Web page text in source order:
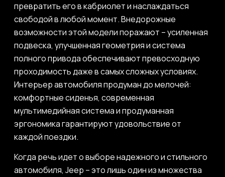
превратить его в кабриолет и наслаждаться
свободой в любой момент. Внедорожные
возможности этой модели поражают – усиленная
подвеска, улучшенная геометрия и система
полного привода обеспечивают превосходную
проходимость даже в самых сложных условиях.
Интерьер автомобиля продуман до мелочей:
комфортные сиденья, современная
мультимедийная система и продуманная
эргономика гарантируют удовольствие от
каждой поездки.
Когда речь идет о выборе надежного и стильного
автомобиля, Jeep – это лишь один из множества